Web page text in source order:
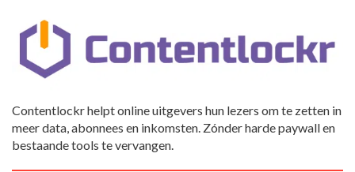
Contentlockr helpt online uitgevers hun lezers om te zetten in
meer data, abonnees en inkomsten. Zónder harde paywall en
bestaande tools te vervangen.